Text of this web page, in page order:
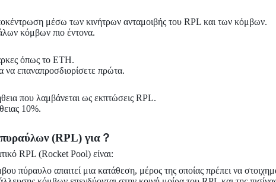
μέσω των κινήτρων ανταμοιβής του RPL και των κόμβων.
κόμβων πιο έντονα.
όπως το ETH.
να επαναπροσδιορίσετε πρώτα.
που λαμβάνεται ως εκπτώσεις RPL.
10%.
πυραύλων (RPL) για？
RPL (Rocket Pool) είναι:
πύραυλο απαιτεί μια κατάθεση, μέρος της οποίας πρέπει να